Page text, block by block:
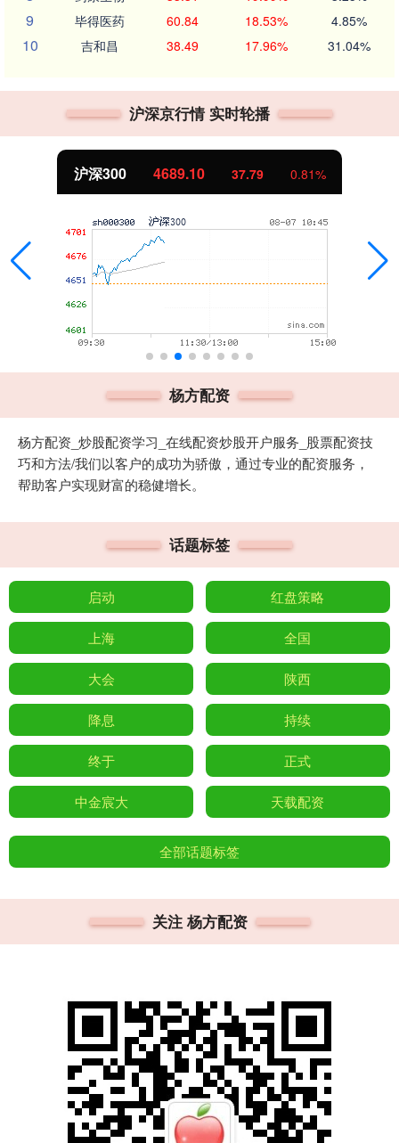
9 毕得医药 60.84 18.53% 4.85%
10 吉和昌 38.49 17.96% 31.04%
沪深京行情 实时轮播
沪深300 4689.10 37.79 0.81%
杨方配资
杨方配资_炒股配资学习_在线配资炒股开户服务_股票配资技
巧和方法/我们以客户的成功为骄傲，通过专业的配资服务，
帮助客户实现财富的稳健增长。
话题标签
启动 红盘策略
上海 全国
大会 陕西
降息 持续
终于 正式
中金宸大 天载配资
全部话题标签
关注 杨方配资